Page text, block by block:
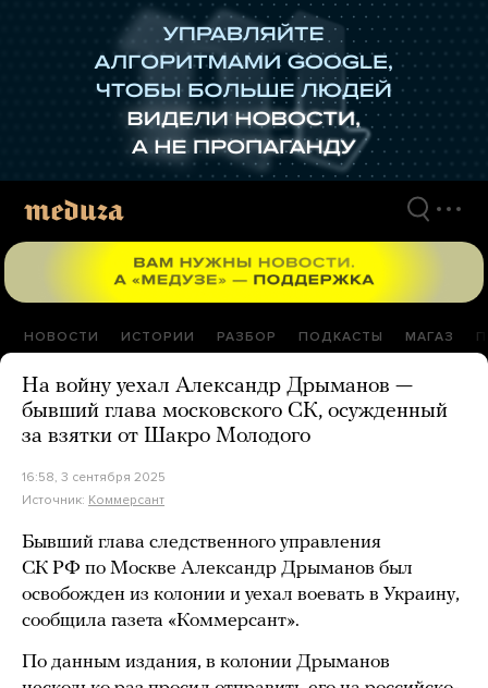
НОВОСТИ ИСТОРИИ РАЗБОР ПОДКАСТЫ МАГАЗ
На войну уехал Александр Дрыманов —
бывший глава московского СК, осужденный
за взятки от Шакро Молодого
16:58, 3 сентября 2025
Источник: Коммерсант
Бывший глава следственного управления
СК РФ по Москве Александр Дрыманов был
освобожден из колонии и уехал воевать в Украину,
сообщила газета «Коммерсант».
По данным издания, в колонии Дрыманов